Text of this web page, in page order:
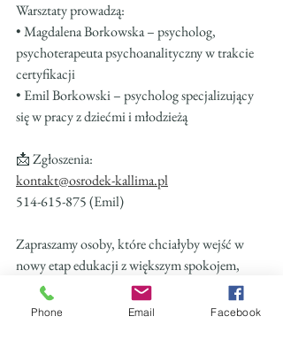
Warsztaty prowadzą:
• Magdalena Borkowska – psycholog,
psychoterapeuta psychoanalityczny w trakcie
certyfikacji
• Emil Borkowski – psycholog specjalizujący
się w pracy z dziećmi i młodzieżą
📩 Zgłoszenia:
kontakt@osrodek-kallima.pl
514-615-875 (Emil)
Zapraszamy osoby, które chciałyby wejść w
nowy etap edukacji z większym spokojem,
pewnością siebie i lepszym przygotowaniem do
zmian!
Phone Email Facebook